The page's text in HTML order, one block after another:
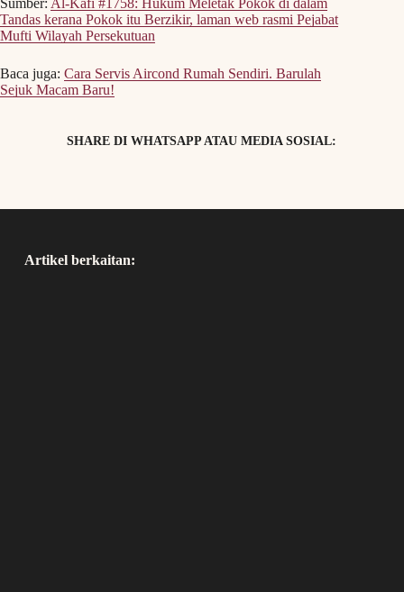
Sumber: Al-Kafi #1758: Hukum Meletak Pokok di dalam
Tandas kerana Pokok itu Berzikir, laman web rasmi Pejabat
Mufti Wilayah Persekutuan
Baca juga: Cara Servis Aircond Rumah Sendiri. Barulah
Sejuk Macam Baru!
SHARE DI WHATSAPP ATAU MEDIA SOSIAL:
Artikel berkaitan: